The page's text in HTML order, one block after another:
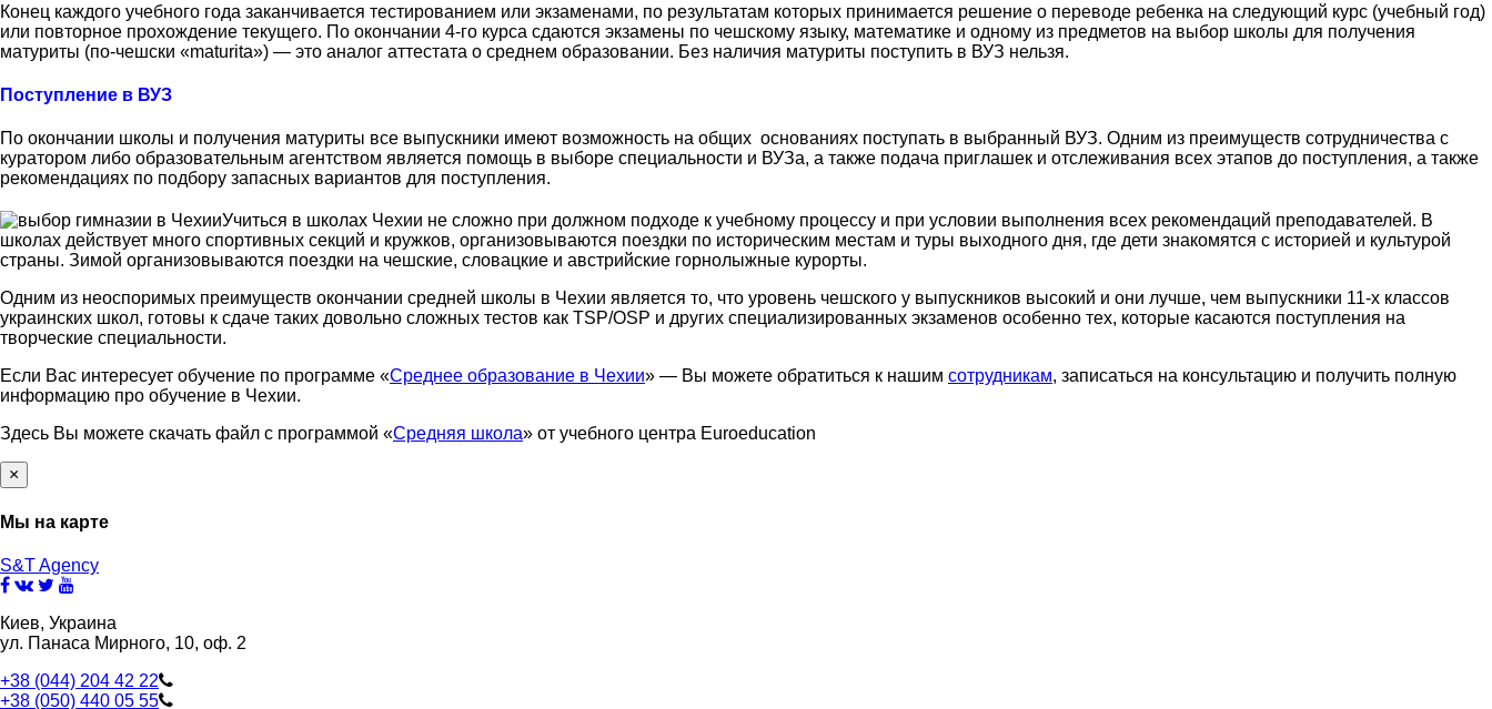
Конец каждого учебного года заканчивается тестированием или экзаменами, по результатам которых принимается решение о переводе ребенка на следующий курс (учебный год)
или повторное прохождение текущего. По окончании 4-го курса сдаются экзамены по чешскому языку, математике и одному из предметов на выбор школы для получения
матуриты (по-чешски «maturita») — это аналог аттестата о среднем образовании. Без наличия матуриты поступить в ВУЗ нельзя.
Поступление в ВУЗ
По окончании школы и получения матуриты все выпускники имеют возможность на общих основаниях поступать в выбранный ВУЗ. Одним из преимуществ сотрудничества с
куратором либо образовательным агентством является помощь в выборе специальности и ВУЗа, а также подача приглашек и отслеживания всех этапов до поступления, а также
рекомендациях по подбору запасных вариантов для поступления.
Учиться в школах Чехии не сложно при должном подходе к учебному процессу и при условии выполнения всех рекомендаций преподавателей. В
школах действует много спортивных секций и кружков, организовываются поездки по историческим местам и туры выходного дня, где дети знакомятся с историей и культурой
страны. Зимой организовываются поездки на чешские, словацкие и австрийские горнолыжные курорты.
Одним из неоспоримых преимуществ окончании средней школы в Чехии является то, что уровень чешского у выпускников высокий и они лучше, чем выпускники 11-х классов
украинских школ, готовы к сдаче таких довольно сложных тестов как TSP/OSP и других специализированных экзаменов особенно тех, которые касаются поступления на
творческие специальности.
Если Вас интересует обучение по программе «Среднее образование в Чехии» — Вы можете обратиться к нашим сотрудникам, записаться на консультацию и получить полную
информацию про обучение в Чехии.
Здесь Вы можете скачать файл с программой «Средняя школа» от учебного центра Euroeducation
×
Мы на карте
S&T Agency
Киев, Украина
ул. Панаса Мирного, 10, оф. 2
+38 (044) 204 42 22
+38 (050) 440 05 55